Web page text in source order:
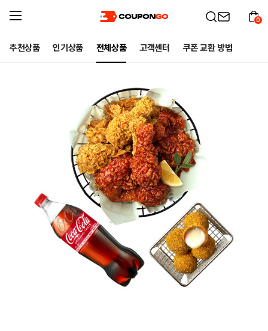
추천상품 인기상품 전체상품 고객센터 쿠폰 교환 방법
0